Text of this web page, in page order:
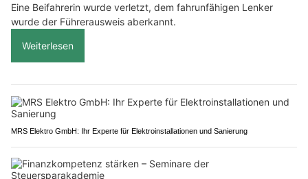
Eine Beifahrerin wurde verletzt, dem fahrunfähigen Lenker
wurde der Führerausweis aberkannt.
Weiterlesen
MRS Elektro GmbH: Ihr Experte für Elektroinstallationen und Sanierung